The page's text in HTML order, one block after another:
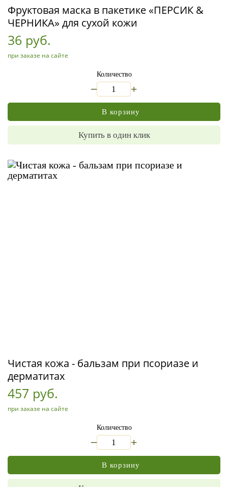
Фруктовая маска в пакетике «ПЕРСИК &
ЧЕРНИКА» для сухой кожи
36 руб.
при заказе на сайте
Количество
+
В корзину
Купить в один клик
Чистая кожа - бальзам при псориазе и
дерматитах
457 руб.
при заказе на сайте
Количество
+
В корзину